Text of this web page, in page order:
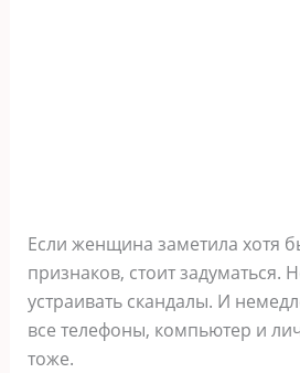
Если женщина заметила хотя
признаков, стоит задуматься.
устраивать скандалы. И
все телефоны, компьютер и
тоже.